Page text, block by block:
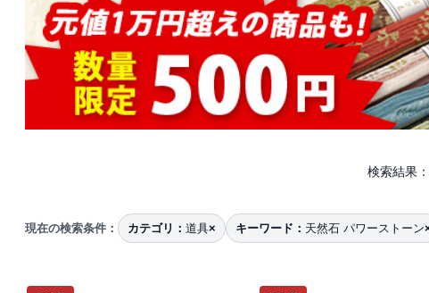
検索結果
現在の検索条件： カテゴリ： 道具× キーワード： 天然石 パワーストーン